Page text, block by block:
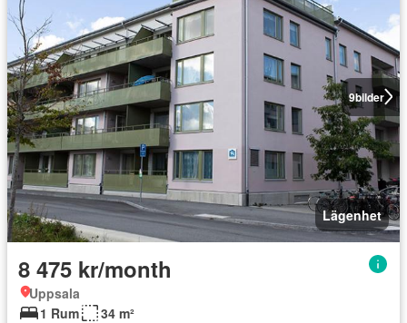
9bilder
Lägenhet
8 475 kr/month
Uppsala
1 Rum
34 m²